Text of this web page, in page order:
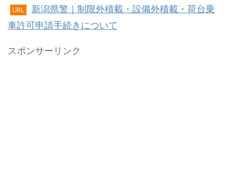
URL
新潟県警｜制限外積載・設備外積載・荷台乗
車許可申請手続きについて
スポンサーリンク